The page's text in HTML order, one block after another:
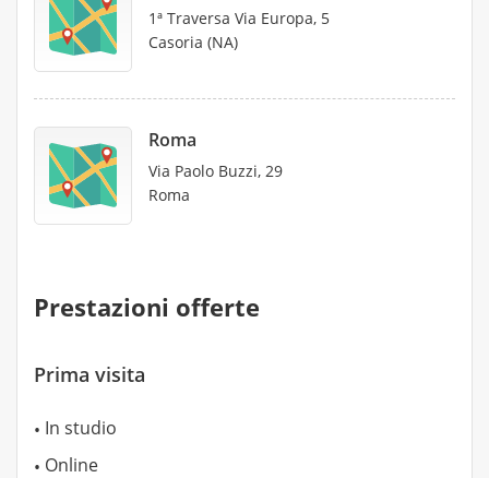
1ª Traversa Via Europa, 5
Casoria (NA)
Roma
Via Paolo Buzzi, 29
Roma
Prestazioni offerte
Prima visita
In studio
Online